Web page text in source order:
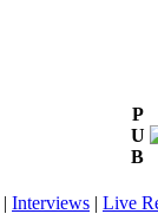
P
U
B
| Interviews | Live